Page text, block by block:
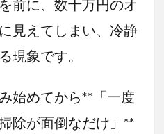
前に、数十万円のオ
見えてしまい、冷静
現象です。
始めてから**「一度
除が面倒なだけ」**